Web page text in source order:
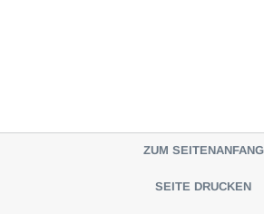
ZUM SEITENANFANG
SEITE DRUCKEN